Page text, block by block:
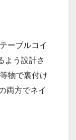
ーブルコイ
よう設計さ
物で裏付け
両方でネイ